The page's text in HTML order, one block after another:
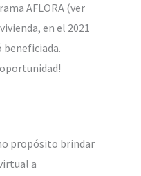
AFLORA (ver
en el 2021
beneficiada.
propósito brindar
a